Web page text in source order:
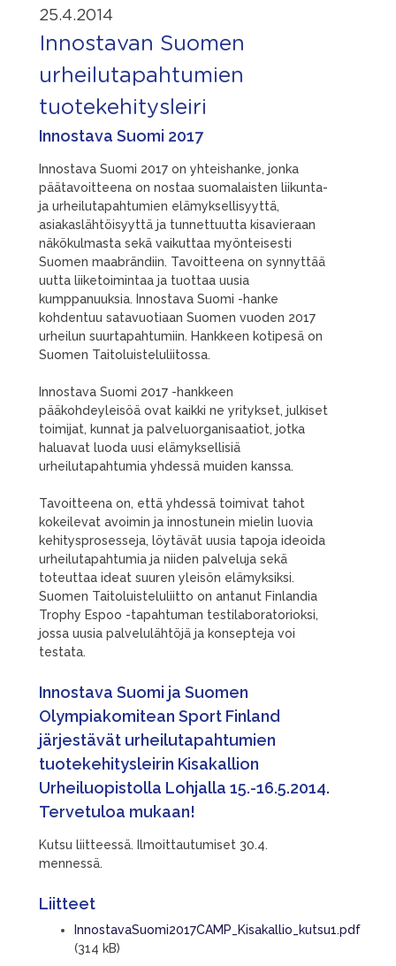
25.4.2014
Innostavan Suomen
urheilutapahtumien
tuotekehitysleiri
Innostava Suomi 2017
Innostava Suomi 2017 on yhteishanke, jonka
päätavoitteena on nostaa suomalaisten liikunta-
ja urheilutapahtumien elämyksellisyyttä,
asiakaslähtöisyyttä ja tunnettuutta kisavieraan
näkökulmasta sekä vaikuttaa myönteisesti
Suomen maabrändiin. Tavoitteena on synnyttää
uutta liiketoimintaa ja tuottaa uusia
kumppanuuksia. Innostava Suomi -hanke
kohdentuu satavuotiaan Suomen vuoden 2017
urheilun suurtapahtumiin. Hankkeen kotipesä on
Suomen Taitoluisteluliitossa.
Innostava Suomi 2017 -hankkeen
pääkohdeyleisöä ovat kaikki ne yritykset, julkiset
toimijat, kunnat ja palveluorganisaatiot, jotka
haluavat luoda uusi elämyksellisiä
urheilutapahtumia yhdessä muiden kanssa.
Tavoitteena on, että yhdessä toimivat tahot
kokeilevat avoimin ja innostunein mielin luovia
kehitysprosesseja, löytävät uusia tapoja ideoida
urheilutapahtumia ja niiden palveluja sekä
toteuttaa ideat suuren yleisön elämyksiksi.
Suomen Taitoluisteluliitto on antanut Finlandia
Trophy Espoo -tapahtuman testilaboratorioksi,
jossa uusia palvelulähtöjä ja konsepteja voi
testata.
Innostava Suomi ja Suomen
Olympiakomitean Sport Finland
järjestävät urheilutapahtumien
tuotekehitysleirin Kisakallion
Urheiluopistolla Lohjalla 15.-16.5.2014.
Tervetuloa mukaan!
Kutsu liitteessä. Ilmoittautumiset 30.4.
mennessä.
Liitteet
InnostavaSuomi2017CAMP_Kisakallio_kutsu1.pdf
(314 kB)